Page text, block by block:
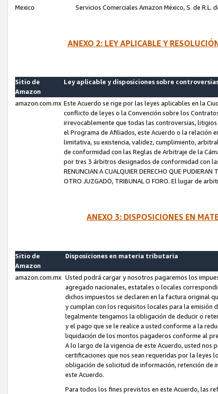
Mexico
Servicios Comerciales Amazon México, S. de R.L.
ANEXO 2: LEY APLICABLE Y
Sitio de
Amazon
Ley aplicable y disposiciones sobre
amazon.com.mx Este Acuerdo se rige por las leyes aplicables en la
conflicto de leyes o la Convención sobre los
irrevocablemente que todas las controversias,
el Programa de Afiliados, este Acuerdo o la relación
limitativa, su existencia, validez, cumplimiento,
de conformidad con las Reglas de Arbitraje de la
por tres 3 árbitros designados de conformidad con las
RENUNCIAN A CUALQUIER DERECHO QUE
OTRO JUZGADO, TRIBUNAL O FORO. El lugar de
ANEXO 3: DISPOSICIONES EN
Sitio de
Amazon
Disposiciones en materia tributaria
amazon.com.mx Usted podrá cargar y nosotros pagaremos los
agregado nacionales, estatales o locales
dichos impuestos se declaren en la factura original
y cumplan con los requisitos locales para la emisión
legalmente tengamos la obligación de deducir o
y el pago que se le realice a usted conforme a la
liquidación de los montos pagaderos conforme al
A lo largo de la vigencia de este Acuerdo, usted
certificaciones que nos sean requeridas por la leyes
obligación de solicitud de información, retención de
este Acuerdo.
Para todos los fines previstos en este Acuerdo, las